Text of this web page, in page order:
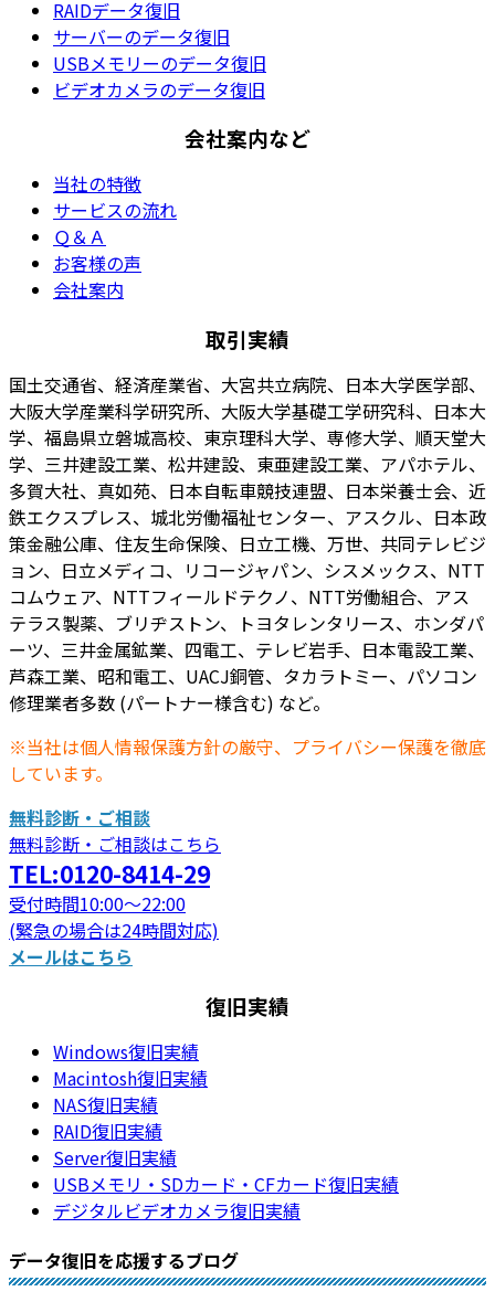
RAIDデータ復旧
サーバーのデータ復旧
USBメモリーのデータ復旧
ビデオカメラのデータ復旧
会社案内など
当社の特徴
サービスの流れ
Ｑ＆Ａ
お客様の声
会社案内
取引実績
国土交通省、経済産業省、大宮共立病院、日本大学医学部、
大阪大学産業科学研究所、大阪大学基礎工学研究科、日本大
学、福島県立磐城高校、東京理科大学、専修大学、順天堂大
学、三井建設工業、松井建設、東亜建設工業、アパホテル、
多賀大社、真如苑、日本自転車競技連盟、日本栄養士会、近
鉄エクスプレス、城北労働福祉センター、アスクル、日本政
策金融公庫、住友生命保険、日立工機、万世、共同テレビジ
ョン、日立メディコ、リコージャパン、シスメックス、NTT
コムウェア、NTTフィールドテクノ、NTT労働組合、アス
テラス製薬、ブリヂストン、トヨタレンタリース、ホンダパ
ーツ、三井金属鉱業、四電工、テレビ岩手、日本電設工業、
芦森工業、昭和電工、UACJ銅管、タカラトミー、パソコン
修理業者多数 (パートナー様含む) など。
※当社は個人情報保護方針の厳守、プライバシー保護を徹底
しています。
無料診断・ご相談
無料診断・ご相談はこちら
TEL:0120-8414-29
受付時間10:00～22:00
(緊急の場合は24時間対応)
メールはこちら
復旧実績
Windows復旧実績
Macintosh復旧実績
NAS復旧実績
RAID復旧実績
Server復旧実績
USBメモリ・SDカード・CFカード復旧実績
デジタルビデオカメラ復旧実績
データ復旧を応援するブログ